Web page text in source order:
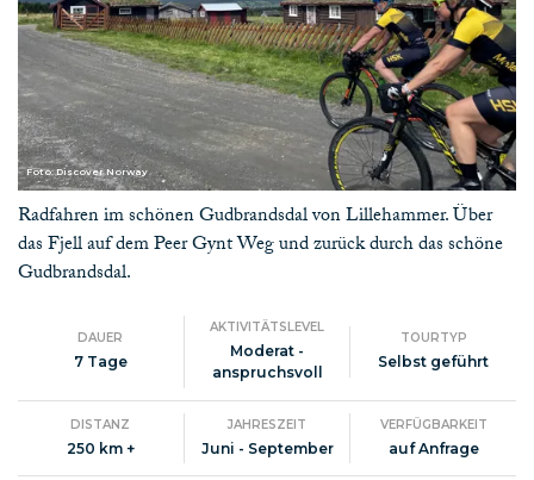
Foto: Discover Norway
Radfahren im schönen Gudbrandsdal von Lillehammer. Über
das Fjell auf dem Peer Gynt Weg und zurück durch das schöne
Gudbrandsdal.
DAUER
7 Tage
AKTIVITÄTSLEVEL
Moderat -
anspruchsvoll
TOURTYP
Selbst geführt
DISTANZ
250 km +
JAHRESZEIT
Juni - September
VERFÜGBARKEIT
auf Anfrage